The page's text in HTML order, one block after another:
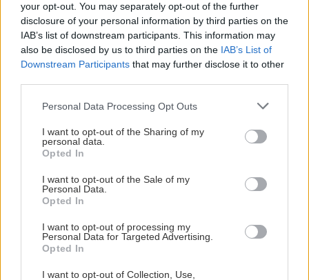
your opt-out. You may separately opt-out of the further
disclosure of your personal information by third parties on the
IAB’s list of downstream participants. This information may
also be disclosed by us to third parties on the IAB’s List of
Downstream Participants that may further disclose it to other
Please note that this website/app uses one or more Google
not limited to your visit or usage behaviour. You may click to
grant or deny consent to Google and its third-party tags to
use your data for below specified purposes in below Google
consent section.
Personal Data Processing Opt Outs
I want to opt-out of the Sharing of my
personal data.
Opted In
I want to opt-out of the Sale of my
Personal Data.
Opted In
I want to opt-out of processing my
Personal Data for Targeted Advertising.
Opted In
I want to opt-out of Collection, Use,
5 trvaliek s
panašovanými listami,
ktoré dodajú vášmu
šmrnc
Trvalky, ktoré znesú
sucho a teplo? Tieto
vysaďte na miesta, na
deň
levanduľa! 7 fialových
ochabnuté izbové